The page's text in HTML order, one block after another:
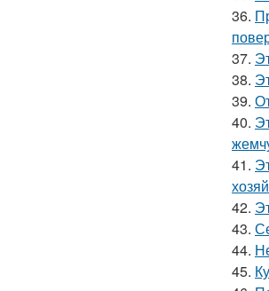
36.
37.
38.
39.
40.
41.
42.
43.
44.
45.